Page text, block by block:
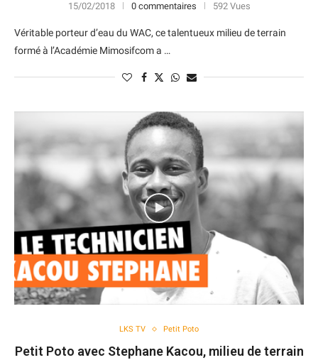
15/02/2018 0 commentaires 592 Vues
Véritable porteur d’eau du WAC, ce talentueux milieu de terrain
formé à l’Académie Mimosifcom a …
LKS TV Petit Poto
Petit Poto avec Stephane Kacou, milieu de terrain